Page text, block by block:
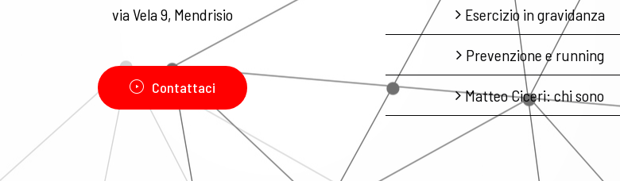
via Vela 9, Mendrisio
Contattaci
Esercizio in gravidanza
Prevenzione e running
Matteo Ciceri: chi sono